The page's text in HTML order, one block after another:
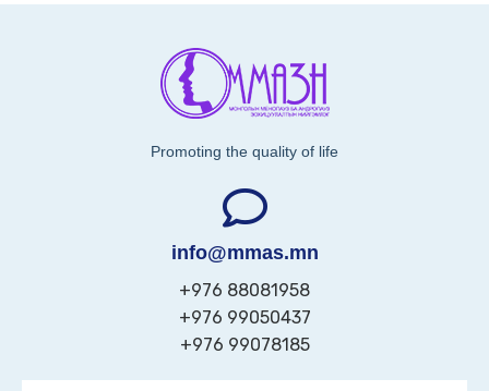
Promoting the quality of life
info@mmas.mn
+976 88081958
+976 99050437
+976 99078185